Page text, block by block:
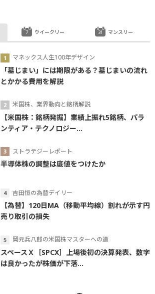
マネックス人生100年デザイン
「墓じまい」には期限がある？墓じまいの流れ
とかかる費用を解説
米国株、業界動向と銘柄解説
【米国株：銘柄発掘】業績上振れ5銘柄、パラ
ンティア・テクノロジー...
ストラテジーレポート
半導体株の調整は底値をつけたか
吉田恒の為替デイリー
【為替】120日MA（移動平均線）割れが示す円
売り取引の損失
岡元兵八郎の米国株マスターへの道
スペースＸ［SPCX］上場後初の決算発表、数字
は良かったが株価が下落...
ウイークリー マンスリー